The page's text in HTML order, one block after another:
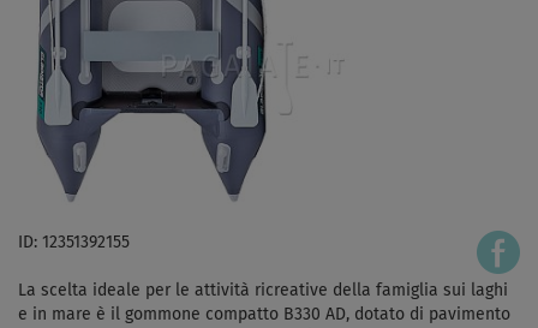
ID: 12351392155
La scelta ideale per le attività ricreative della famiglia sui laghi
e in mare è il gommone compatto B330 AD, dotato di pavimento